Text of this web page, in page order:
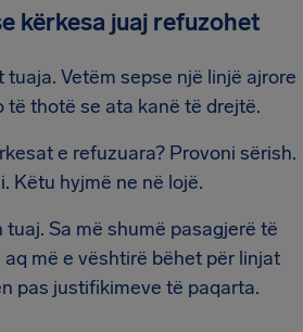
kërkesa juaj refuzohet
tuaja. Vetëm sepse një linjë ajrore
të thotë se ata kanë të drejtë.
e refuzuara? Provoni sërish.
Këtu hyjmë ne në lojë.
tuaj. Sa më shumë pasagjerë të
më e vështirë bëhet për linjat
pas justifikimeve të paqarta.